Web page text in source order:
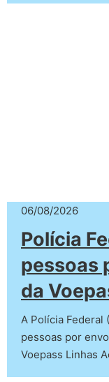
06/08/2026
Polícia
pessoas
da
A Polícia Federal
pessoas por
Voepass Linhas